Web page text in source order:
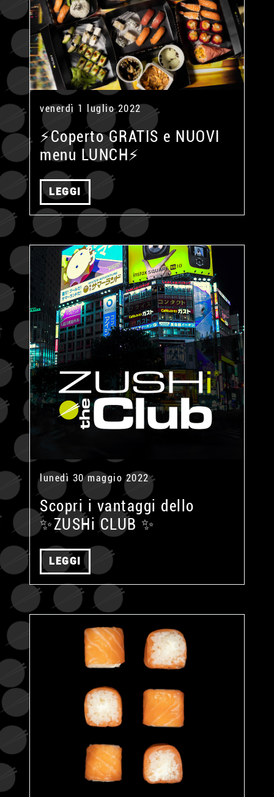
venerdì 1 luglio 2022
⚡Coperto GRATIS e NUOVI
menu LUNCH⚡
LEGGI
lunedì 30 maggio 2022
Scopri i vantaggi dello
✨ZUSHi CLUB ✨
LEGGI